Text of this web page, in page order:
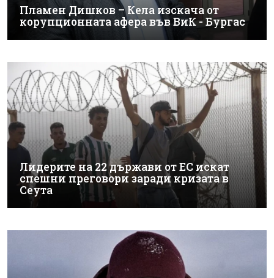
Пламен Дишков – Кела изскача от
корупционната афера във ВиК - Бургас
Лидерите на 22 държави от ЕС искат
спешни преговори заради кризата в
Сеута